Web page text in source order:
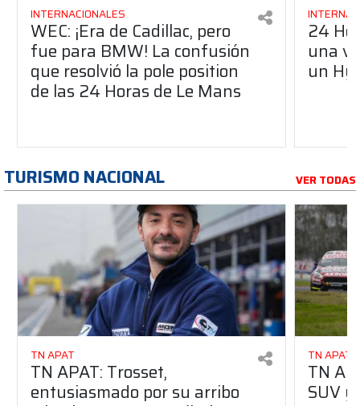
INTERNACIONALES
WEC: ¡Era de Cadillac, pero
fue para BMW! La confusión
que resolvió la pole position
de las 24 Horas de Le Mans
24
una
un
TURISMO NACIONAL VER TODAS
TN APAT
TN APAT: Trosset,
entusiasmado por su arribo
TN APAT
TN
SUV